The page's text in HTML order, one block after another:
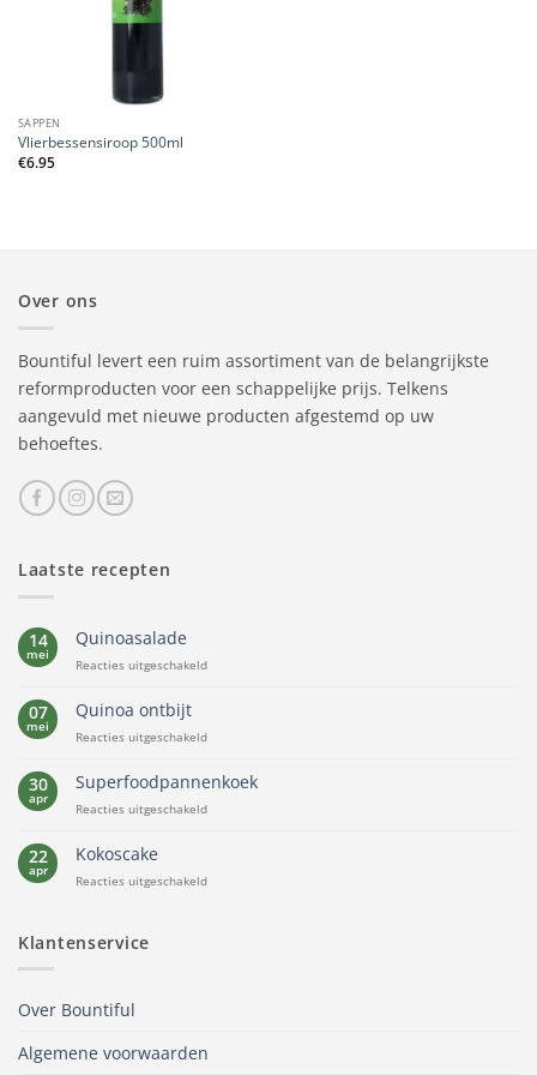
SAPPEN
Vlierbessensiroop 500ml
€6.95
Over ons
Bountiful levert een ruim assortiment van de belangrijkste
reformproducten voor een schappelijke prijs. Telkens
aangevuld met nieuwe producten afgestemd op uw
behoeftes.
Laatste recepten
14
mei
Quinoasalade
Reacties uitgeschakeldvoor
07
mei
Quinoa ontbijt
Reacties uitgeschakeldvoor
ontbijt
30
apr
Superfoodpannenkoek
Reacties uitgeschakeldvoor
22
apr
Kokoscake
Reacties uitgeschakeldvoor
Klantenservice
Over Bountiful
Algemene voorwaarden